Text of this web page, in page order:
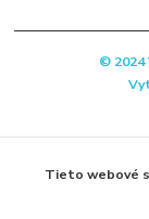
© 2024
Tieto webové